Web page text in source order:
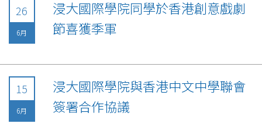
26
6月
浸大國際學院同學於香港創意戲劇
節喜獲季軍
15
6月
浸大國際學院與香港中文中學聯會
簽署合作協議